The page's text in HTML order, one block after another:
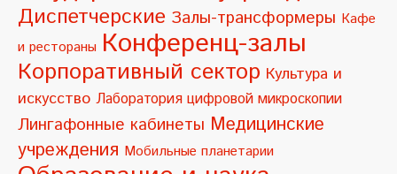
i
v
e
:
Диспетчерские Залы-трансформеры Кафе
и рестораны Конференц-залы
Корпоративный сектор Культура и
искусство Лаборатория цифровой микроскопии
Лингафонные кабинеты Медицинские
учреждения Мобильные планетарии